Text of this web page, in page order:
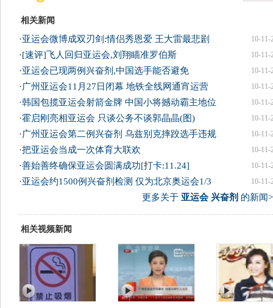
相关新闻
10-11-
·亚运会微博成双刃剑:情侣秀恩爱 王大雷最悲剧
10-11-
·[速评]飞人回归亚运会,刘翔瞄准罗伯斯
10-11-
·亚运会已现两例兴奋剂,中国选手能否避免
10-11-
·广州亚运会11月27日闭幕 地铁全线网通宵运营
10-11-
·韩国包揽亚运会射箭金牌 中国小将撼动霸主地位
10-11-
·霍启刚亮相亚运会 只谈公务不谈郭晶晶(图)
10-11-
·广州亚运会第二例兴奋剂 乌兹别克摔跤选手违规
10-11-
·把亚运会当成一次体育大联欢
10-11-
·善始善终确保亚运会圆满成功[打卡:11.24]
10-11-
·亚运会约1500例兴奋剂检测 仅为北京奥运会1/3
更多关于 亚运会 兴奋剂 的新闻
相关视频新闻